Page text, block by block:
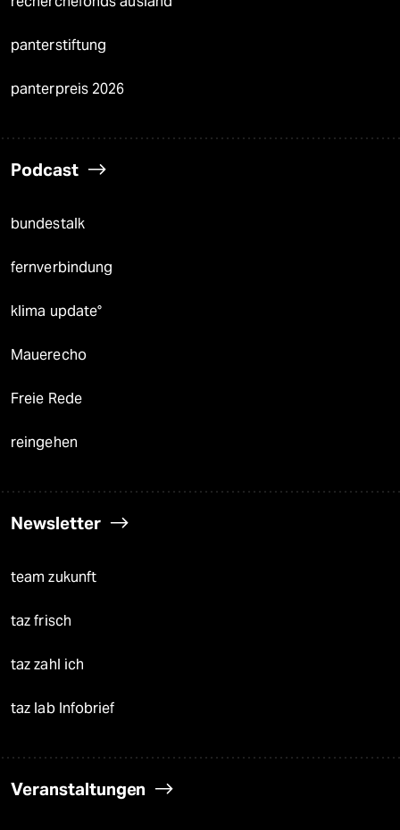
panterstiftung
panterpreis 2026
Podcast
bundestalk
fernverbindung
klima update°
Mauerecho
Freie Rede
reingehen
Newsletter
team zukunft
taz frisch
taz zahl ich
taz lab Infobrief
Veranstaltungen